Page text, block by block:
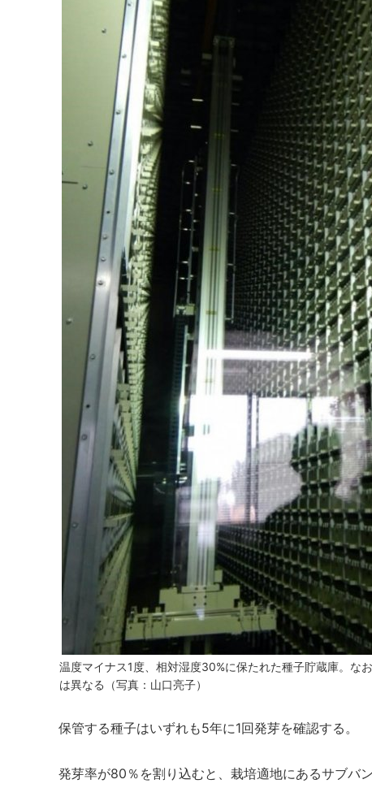
温度マイナス1度、相対湿度30%に保たれた種子貯蔵庫。な
は異なる（写真：山口亮子）
保管する種子はいずれも5年に1回発芽を確認する。
発芽率が80％を割り込むと、栽培適地にあるサブバ